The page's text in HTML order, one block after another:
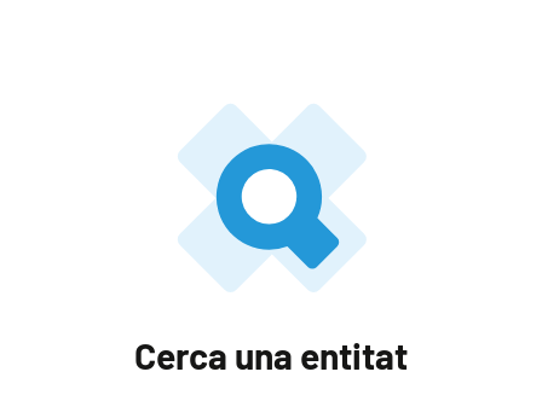
Cerca una entitat